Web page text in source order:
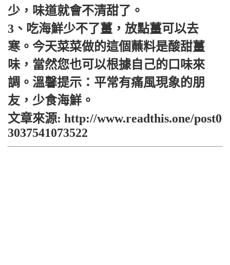
少，味道就會不清甜了。
3、吃海鮮少不了薑，放點薑可以去
寒。今天菜菜做的這個蘸料是酸甜薑
味，當然您也可以根據自己的口味來
調。溫馨提示：平常有痛風現象的朋
友，少食海鮮。
文章來源: http://www.readthis.one/post0
3037541073522